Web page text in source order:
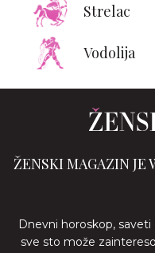
Strelac
Vodolija
ŽENSKI MAGAZIN JE
Dnevni horoskop,
sve sto može